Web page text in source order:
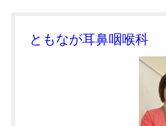
ともなが耳鼻咽喉科